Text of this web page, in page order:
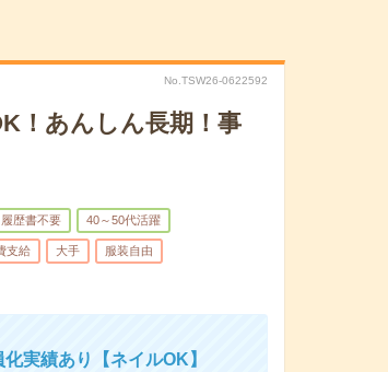
No.TSW26-0622592
！あんしん長期！事
履歴書不要 40～50代活躍
支給 大手 服装自由
実績あり【ネイルOK】